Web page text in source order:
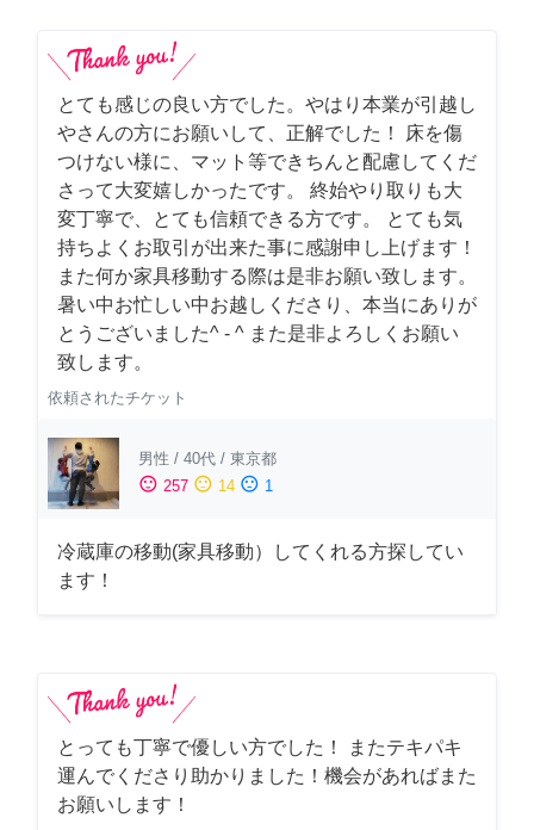
とても感じの良い方でした。やはり本業が引越し
やさんの方にお願いして、正解でした！ 床を傷
つけない様に、マット等できちんと配慮してくだ
さって大変嬉しかったです。 終始やり取りも大
変丁寧で、とても信頼できる方です。 とても気
持ちよくお取引が出来た事に感謝申し上げます！
また何か家具移動する際は是非お願い致します。
暑い中お忙しい中お越しくださり、本当にありが
とうございました^ - ^ また是非よろしくお願い
致します。
依頼されたチケット
男性 / 40代 / 東京都
sentiment_satisfied 257 sentiment_neutral 14 sentiment_dissatisfied 1
冷蔵庫の移動(家具移動）してくれる方探してい
ます！
とっても丁寧で優しい方でした！ またテキパキ
運んでくださり助かりました！機会があればまた
お願いします！